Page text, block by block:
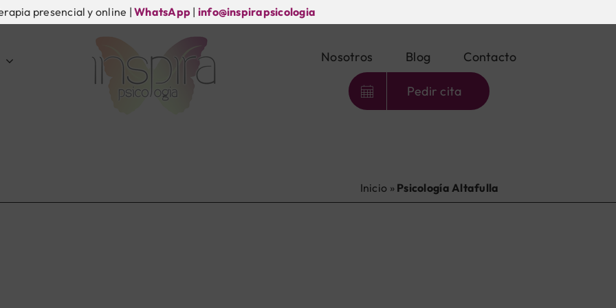
presencial y online |WhatsApp | info@inspirapsicologia
Nosotros Blog Contacto
Pedir cita
Inicio » Psicología Altafulla